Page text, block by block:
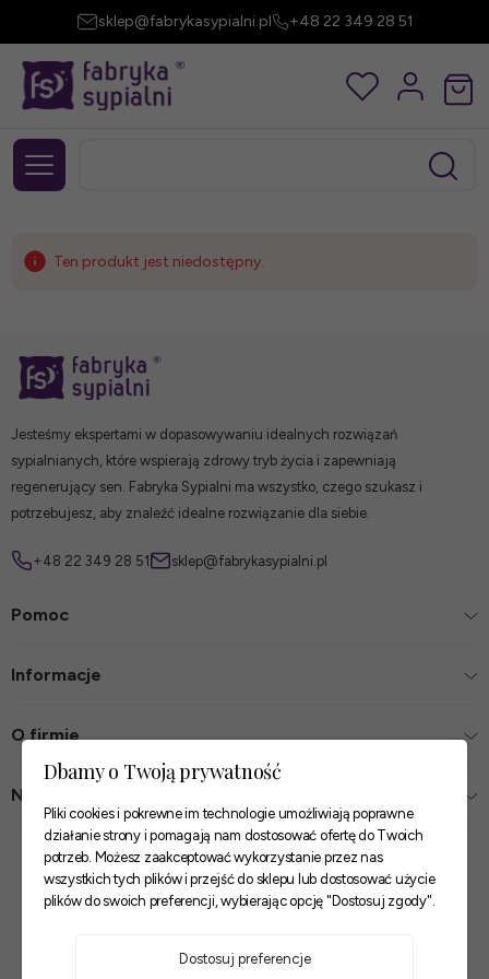
sklep@fabrykasypialni.pl +48 22 349 28 51
Ten produkt jest niedostępny.
Jesteśmy ekspertami w dopasowywaniu idealnych rozwiązań
sypialnianych, które wspierają zdrowy tryb życia i zapewniają
regenerujący sen. Fabryka Sypialni ma wszystko, czego szukasz i
potrzebujesz, aby znaleźć idealne rozwiązanie dla siebie.
+48 22 349 28 51 sklep@fabrykasypialni.pl
Pomoc
Informacje
O firmie
Nasze sklepy
Zaufane płatności
Dbamy o Twoją prywatność
Pliki cookies i pokrewne im technologie umożliwiają poprawne
działanie strony i pomagają nam dostosować ofertę do Twoich
potrzeb. Możesz zaakceptować wykorzystanie przez nas
wszystkich tych plików i przejść do sklepu lub dostosować użycie
plików do swoich preferencji, wybierając opcję "Dostosuj zgody".
Dostosuj preferencje